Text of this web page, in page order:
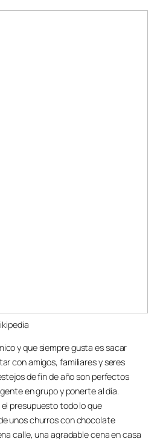
y que siempre gusta es sacar
con amigos, familiares y seres
de fin de año son perfectos
en grupo y ponerte al día.
presupuesto todo lo que
unos churros con chocolate
calle, una agradable cena en casa